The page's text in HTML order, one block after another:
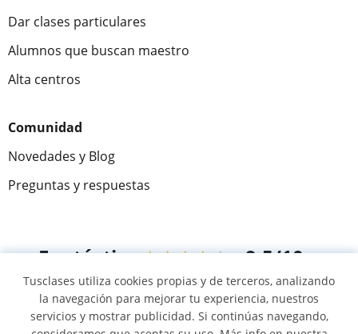
Dar clases particulares
Alumnos que buscan maestro
Alta centros
Comunidad
Novedades y Blog
Preguntas y respuestas
Fantástica★★★★★ 9,5/10
305915 opiniones de alumnos
Tusclases utiliza cookies propias y de terceros, analizando
la navegación para mejorar tu experiencia, nuestros
servicios y mostrar publicidad. Si continúas navegando,